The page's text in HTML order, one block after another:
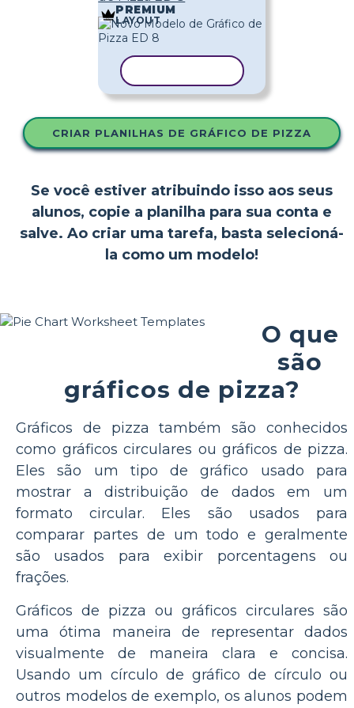
PREMIUM
LAYOUT
CRIAR PLANILHAS DE GRÁFICO DE PIZZA
Se você estiver atribuindo isso aos seus
alunos, copie a planilha para sua conta e
salve. Ao criar uma tarefa, basta selecioná-
la como um modelo!
O que
são
gráficos de pizza?
Gráficos de pizza também são conhecidos
como gráficos circulares ou gráficos de pizza.
Eles são um tipo de gráfico usado para
mostrar a distribuição de dados em um
formato circular. Eles são usados para
comparar partes de um todo e geralmente
são usados para exibir porcentagens ou
frações.
Gráficos de pizza ou gráficos circulares são
uma ótima maneira de representar dados
visualmente de maneira clara e concisa.
Usando um círculo de gráfico de círculo ou
outros modelos de exemplo, os alunos podem